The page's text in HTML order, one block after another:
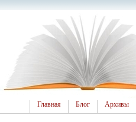
Главная Блог Архивы